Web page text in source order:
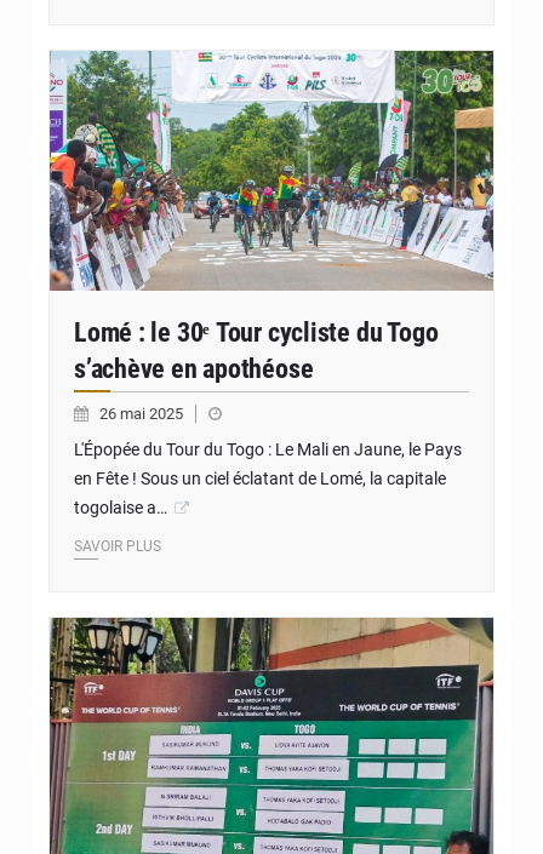
Lomé : le 30ᵉ Tour cycliste du Togo
s’achève en apothéose
26 mai 2025
L'Épopée du Tour du Togo : Le Mali en Jaune, le Pays
en Fête ! Sous un ciel éclatant de Lomé, la capitale
togolaise a…
SAVOIR PLUS